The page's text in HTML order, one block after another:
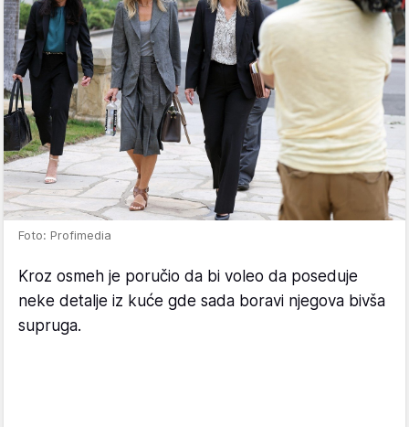
Foto: Profimedia
Kroz osmeh je poručio da bi voleo da poseduje
neke detalje iz kuće gde sada boravi njegova bivša
supruga.